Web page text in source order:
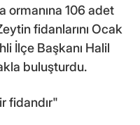
ormanına 106 adet
fidanlarını Ocak
İlçe Başkanı Halil
buluşturdu.
fidandır"